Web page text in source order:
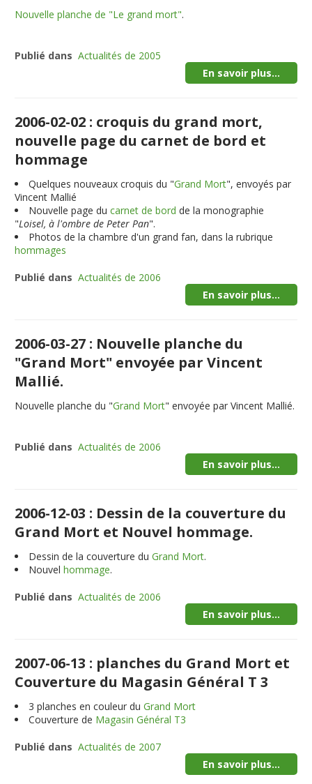
Nouvelle planche de "Le grand mort".
Publié dans Actualités de 2005
En savoir plus...
2006-02-02 : croquis du grand mort,
nouvelle page du carnet de bord et
hommage
Quelques nouveaux croquis du "Grand Mort", envoyés par
Vincent Mallié
Nouvelle page ducarnet de bord de la monographie
"Loisel, à l'ombre de Peter Pan".
Photos de la chambre d'un grand fan, dans la rubrique
hommages
Publié dans Actualités de 2006
En savoir plus...
2006-03-27 : Nouvelle planche du
"Grand Mort" envoyée par Vincent
Mallié.
Nouvelle planche du "Grand Mort" envoyée par Vincent Mallié.
Publié dans Actualités de 2006
En savoir plus...
2006-12-03 : Dessin de la couverture du
Grand Mort et Nouvel hommage.
Dessin de la couverture duGrand Mort.
Nouvelhommage.
Publié dans Actualités de 2006
En savoir plus...
2007-06-13 : planches du Grand Mort et
Couverture du Magasin Général T 3
3 planches en couleur duGrand Mort
Couverture de Magasin Général T3
Publié dans Actualités de 2007
En savoir plus...